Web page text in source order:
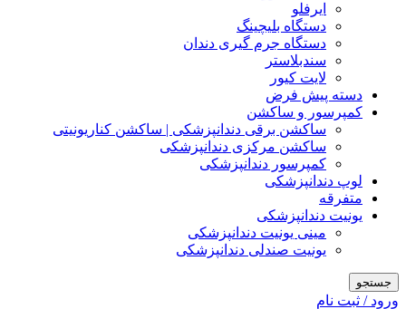
ایرفلو
دستگاه بلیچینگ
دستگاه جرم گیری دندان
سندبلاستر
لایت کیور
دسته پیش فرض
کمپرسور و ساکشن
ساکشن برقی دندانپزشکی | ساکشن کناریونیتی
ساکشن مرکزی دندانپزشکی
کمپرسور دندانپزشکی
لوپ دندانپزشکی
متفرقه
یونیت دندانپزشکی
مینی یونیت دندانپزشکی
یونیت صندلی دندانپزشکی
جستجو
ورود / ثبت نام